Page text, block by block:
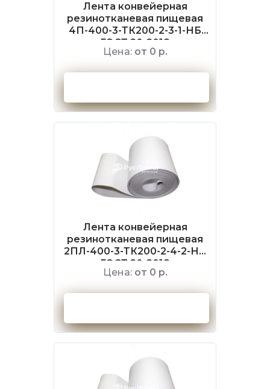
Лента конвейерная
резинотканевая пищевая
4П-400-3-ТК200-2-3-1-НБ
ГОСТ 20-2018
Цена: от 0 р.
Лента конвейерная
резинотканевая пищевая
2ПЛ-400-3-ТК200-2-4-2-НБ
ГОСТ 20-2018
Цена: от 0 р.